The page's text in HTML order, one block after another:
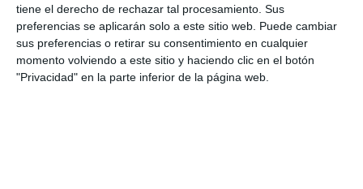
tiene el derecho de rechazar tal procesamiento. Sus
preferencias se aplicarán solo a este sitio web. Puede cambiar
sus preferencias o retirar su consentimiento en cualquier
momento volviendo a este sitio y haciendo clic en el botón
"Privacidad" en la parte inferior de la página web.